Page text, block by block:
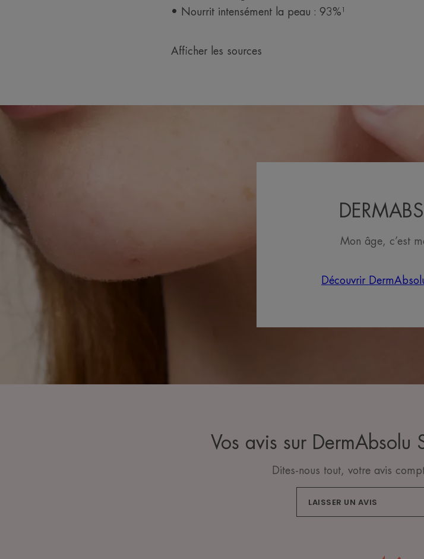
• Nourrit intensément la peau : 93%¹
Afficher les sources
Mon âge, c’est
Découvrir
Vos avis sur DermAbsolu
Dites-nous tout, votre avis
LAISSER UN AVIS